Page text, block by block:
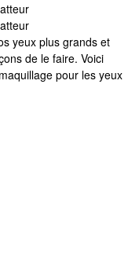
yeux plus grands et
de le faire. Voici
pour les yeux